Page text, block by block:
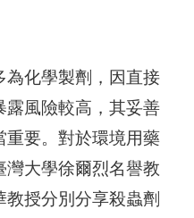
為化學製劑，因直接
露風險較高，其妥善
重要。對於環境用藥
灣大學徐爾烈名譽教
授分別分享殺蟲劑